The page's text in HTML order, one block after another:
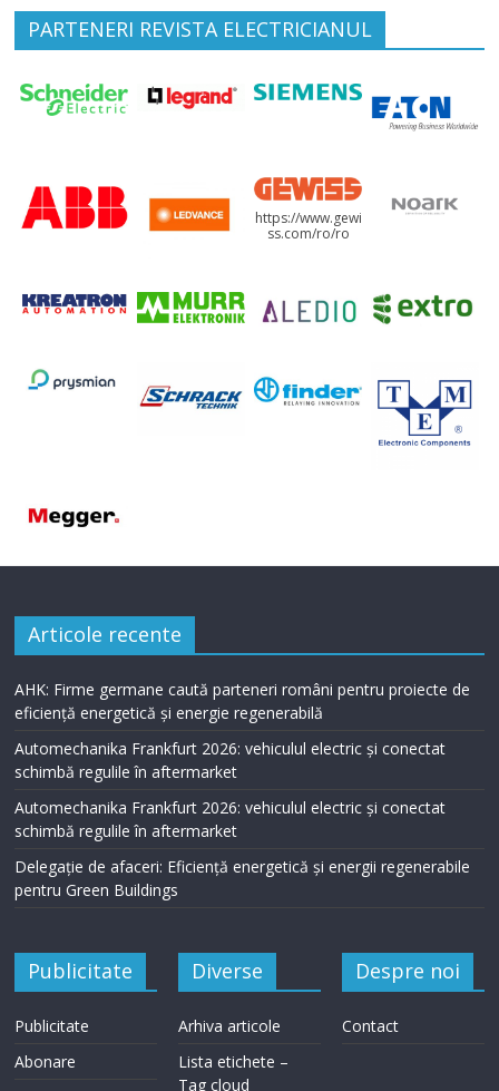
PARTENERI REVISTA ELECTRICIANUL
https://www.gewi
ss.com/ro/ro
Articole recente
AHK: Firme germane caută parteneri români pentru proiecte de
eficiență energetică și energie regenerabilă
Automechanika Frankfurt 2026: vehiculul electric și conectat
schimbă regulile în aftermarket
Automechanika Frankfurt 2026: vehiculul electric și conectat
schimbă regulile în aftermarket
Delegație de afaceri: Eficiență energetică și energii regenerabile
pentru Green Buildings
Publicitate
Publicitate
Abonare
Diverse
Arhiva articole
Lista etichete –
Tag cloud
Despre noi
Contact